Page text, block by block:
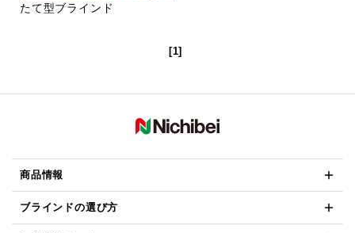
たて型ブラインド
[1]
商品情報
ブラインドの選び方